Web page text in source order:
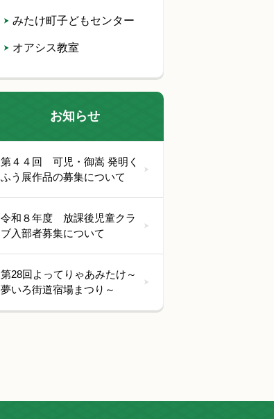
みたけ町子どもセンター
オアシス教室
お知らせ
第４４回 可児・御嵩 発明く
ふう展作品の募集について
令和８年度 放課後児童クラ
ブ入部者募集について
第28回よってりゃあみたけ～
夢いろ街道宿場まつり～